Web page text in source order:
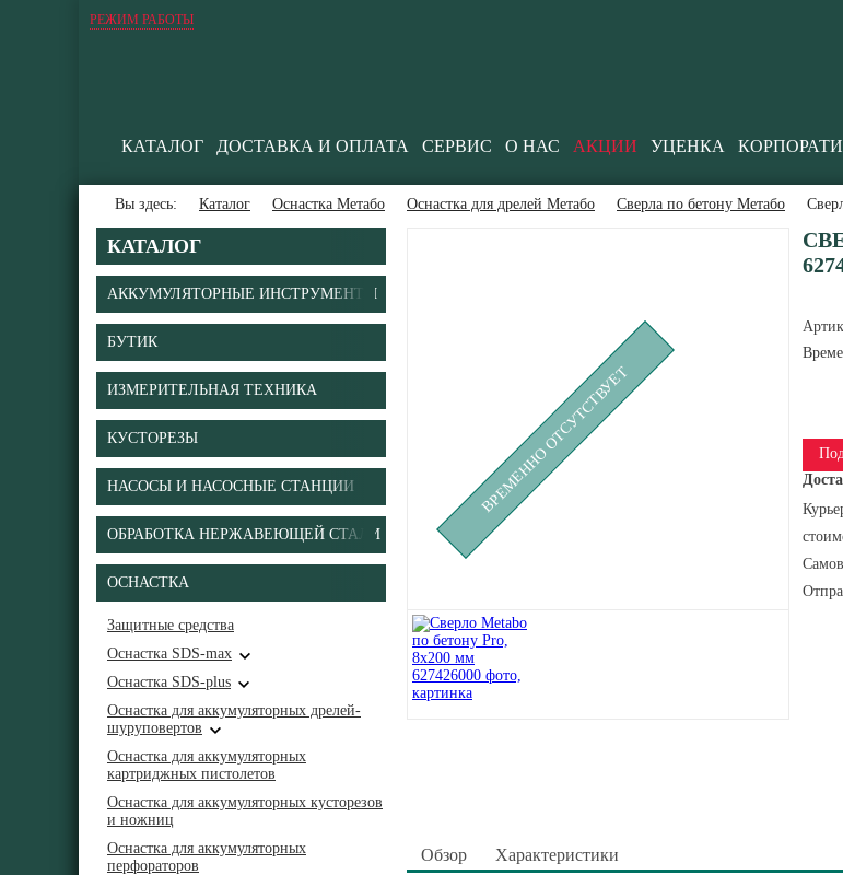
РЕЖИМ РАБОТЫ
КАТАЛОГ ДОСТАВКА И ОПЛАТА СЕРВИС О НАС АКЦИИ УЦЕНКА
Вы здесь: Каталог Оснастка Метабо Оснастка для дрелей Метабо Сверла по бетону Метабо
КАТАЛОГ
АККУМУЛЯТОРНЫЕ ИНСТРУМЕНТЫ
БУТИК
ИЗМЕРИТЕЛЬНАЯ ТЕХНИКА
КУСТОРЕЗЫ
НАСОСЫ И НАСОСНЫЕ СТАНЦИИ
ОБРАБОТКА НЕРЖАВЕЮЩЕЙ СТАЛИ
ОСНАСТКА
Защитные средства
Оснастка SDS-max
Оснастка SDS-plus
Оснастка для аккумуляторных дрелей-
шуруповертов
Оснастка для аккумуляторных
картриджных пистолетов
Оснастка для аккумуляторных кусторезов
и ножниц
Оснастка для аккумуляторных
перфораторов
ВРЕМЕННО ОТСУТСТВУЕТ
Обзор Характеристики